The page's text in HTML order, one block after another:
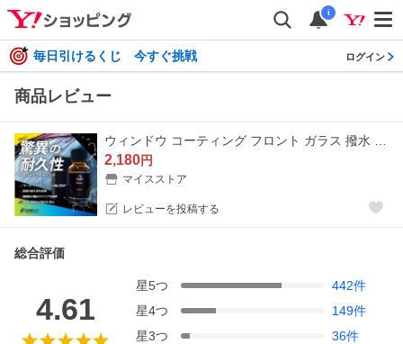
i
毎日引けるくじ 今すぐ挑戦 ログイン
商品レビュー
2,180円
マイスストア
レビューを投稿する
総合評価
4.61
星5つ 442件
星4つ 149件
星3つ 36件